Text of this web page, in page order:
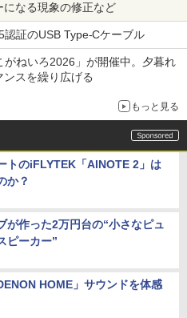
になる現象の修正など
認証のUSB Type-Cケーブル
ねいろ2026」が開催中。夕暮れ
スを繰り広げる
もっと見る
トのiFLYTEK「AINOTE 2」は
か？
が作った2万円台の“小さなピュ
ピーカー”
HOME」サウンドを体感